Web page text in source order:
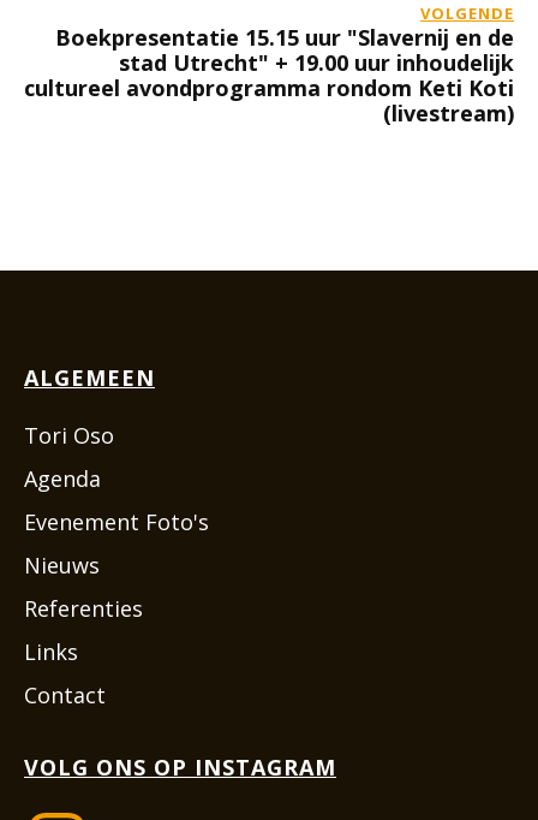
VOLGENDE
Boekpresentatie 15.15 uur "Slavernij en de
stad Utrecht" + 19.00 uur inhoudelijk
cultureel avondprogramma rondom Keti Koti
(livestream)
ALGEMEEN
Tori Oso
Agenda
Evenement Foto's
Nieuws
Referenties
Links
Contact
VOLG ONS OP INSTAGRAM